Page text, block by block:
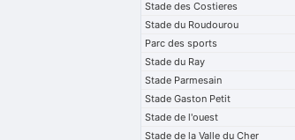
Stade des Costieres
Stade du Roudourou
Parc des sports
Stade du Ray
Stade Parmesain
Stade Gaston Petit
Stade de l'ouest
Stade de la Valle du Cher